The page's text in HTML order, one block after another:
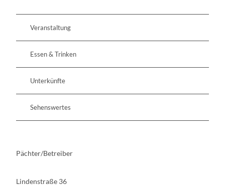
Veranstaltung
Essen & Trinken
Unterkünfte
Sehenswertes
Pächter/Betreiber
Lindenstraße 36